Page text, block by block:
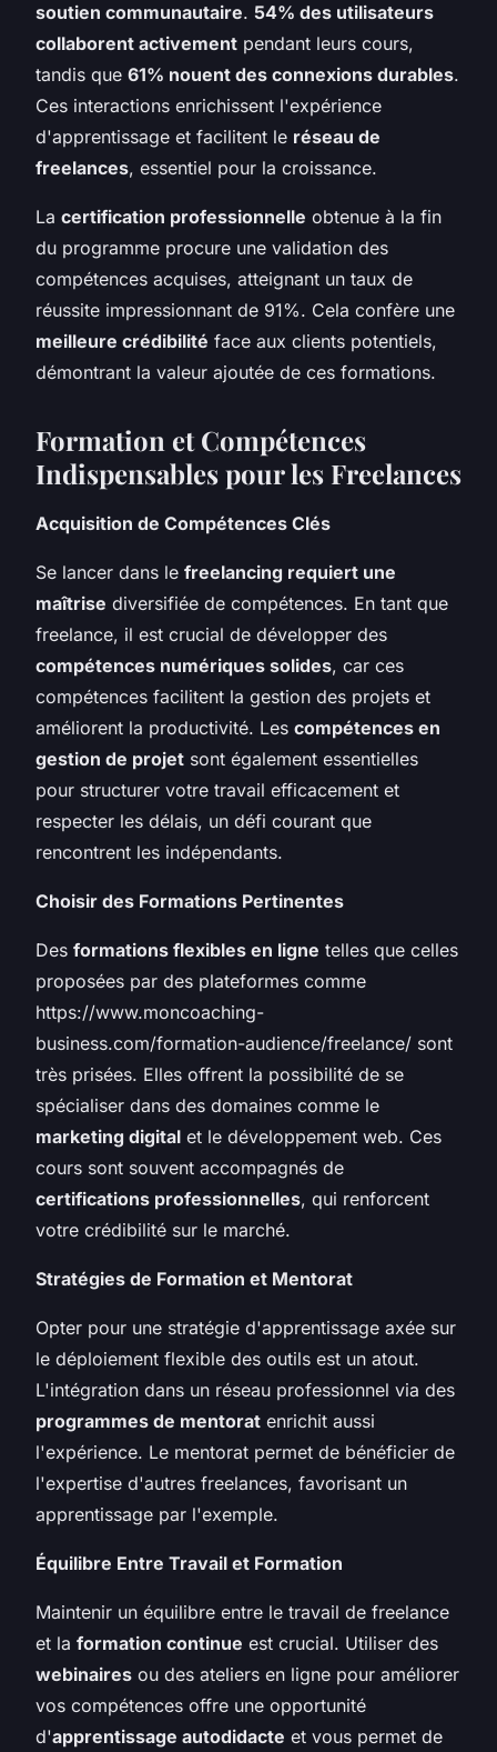
soutien communautaire. 54% des utilisateurs
collaborent activement pendant leurs cours,
tandis que 61% nouent des connexions durables.
Ces interactions enrichissent l'expérience
d'apprentissage et facilitent le réseau de
freelances, essentiel pour la croissance.
La certification professionnelle obtenue à la fin
du programme procure une validation des
compétences acquises, atteignant un taux de
réussite impressionnant de 91%. Cela confère une
meilleure crédibilité face aux clients potentiels,
démontrant la valeur ajoutée de ces formations.
Formation et Compétences
Indispensables pour les Freelances
Acquisition de Compétences Clés
Se lancer dans le freelancing requiert une
maîtrise diversifiée de compétences. En tant que
freelance, il est crucial de développer des
compétences numériques solides, car ces
compétences facilitent la gestion des projets et
améliorent la productivité. Les compétences en
gestion de projet sont également essentielles
pour structurer votre travail efficacement et
respecter les délais, un défi courant que
rencontrent les indépendants.
Choisir des Formations Pertinentes
Des formations flexibles en ligne telles que celles
proposées par des plateformes comme
https://www.moncoaching-
business.com/formation-audience/freelance/ sont
très prisées. Elles offrent la possibilité de se
spécialiser dans des domaines comme le
marketing digital et le développement web. Ces
cours sont souvent accompagnés de
certifications professionnelles, qui renforcent
votre crédibilité sur le marché.
Stratégies de Formation et Mentorat
Opter pour une stratégie d'apprentissage axée sur
le déploiement flexible des outils est un atout.
L'intégration dans un réseau professionnel via des
programmes de mentorat enrichit aussi
l'expérience. Le mentorat permet de bénéficier de
l'expertise d'autres freelances, favorisant un
apprentissage par l'exemple.
Équilibre Entre Travail et Formation
Maintenir un équilibre entre le travail de freelance
et la formation continue est crucial. Utiliser des
webinaires ou des ateliers en ligne pour améliorer
vos compétences offre une opportunité
d'apprentissage autodidacte et vous permet de